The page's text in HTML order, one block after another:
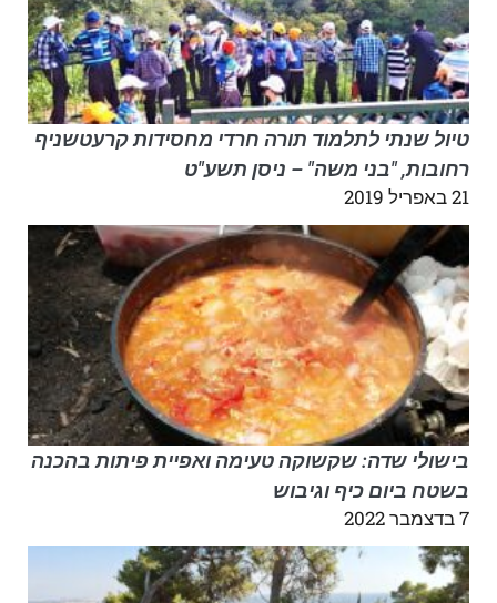
טיול שנתי לתלמוד תורה חרדי מחסידות קרעטשניף
רחובות, "בני משה" – ניסן תשע"ט
21 באפריל 2019
בישולי שדה: שקשוקה טעימה ואפיית פיתות בהכנה
בשטח ביום כיף וגיבוש
7 בדצמבר 2022